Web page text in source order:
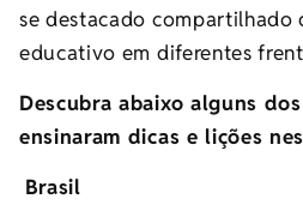
se destacado compartilhado
educativo em diferentes
Descubra abaixo alguns
ensinaram dicas e lições
Brasil